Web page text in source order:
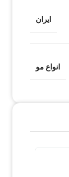
ایران
انواع مو